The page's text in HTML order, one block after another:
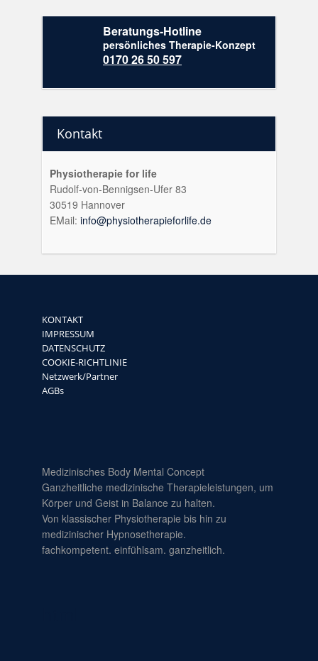
Beratungs-Hotline
persönliches Therapie-Konzept
0170 26 50 597
Kontakt
Physiotherapie for life
Rudolf-von-Bennigsen-Ufer 83
30519 Hannover
EMail: info@physiotherapieforlife.de
KONTAKT
IMPRESSUM
DATENSCHUTZ
COOKIE-RICHTLINIE
Netzwerk/Partner
AGBs
Medizinisches Body Mental Concept
Ganzheitliche medizinische Therapieleistungen, um
Körper und Geist in Balance zu halten.
Von klassischer Physiotherapie bis hin zu
medizinischer Hypnosetherapie.
fachkompetent. einfühlsam. ganzheitlich.